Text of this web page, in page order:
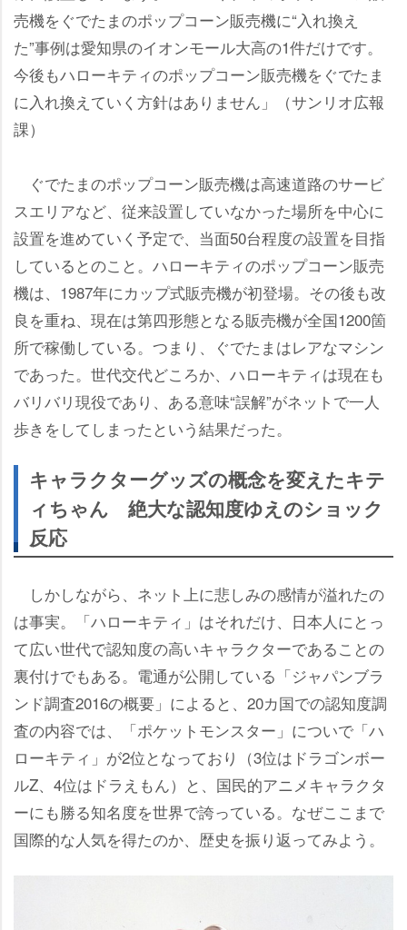
売機をぐでたまのポップコーン販売機に“入れ換え
た”事例は愛知県のイオンモール大高の1件だけです。
今後もハローキティのポップコーン販売機をぐでたま
に入れ換えていく方針はありません」（サンリオ広報
課）
ぐでたまのポップコーン販売機は高速道路のサービ
スエリアなど、従来設置していなかった場所を中心に
設置を進めていく予定で、当面50台程度の設置を目指
しているとのこと。ハローキティのポップコーン販売
機は、1987年にカップ式販売機が初登場。その後も改
良を重ね、現在は第四形態となる販売機が全国1200箇
所で稼働している。つまり、ぐでたまはレアなマシン
であった。世代交代どころか、ハローキティは現在も
バリバリ現役であり、ある意味“誤解”がネットで一人
歩きをしてしまったという結果だった。
キャラクターグッズの概念を変えたキテ
ィちゃん 絶大な認知度ゆえのショック
反応
しかしながら、ネット上に悲しみの感情が溢れたの
は事実。「ハローキティ」はそれだけ、日本人にとっ
て広い世代で認知度の高いキャラクターであることの
裏付けでもある。電通が公開している「ジャパンブラ
ンド調査2016の概要」によると、20カ国での認知度調
査の内容では、「ポケットモンスター」についで「ハ
ローキティ」が2位となっており（3位はドラゴンボー
ルZ、4位はドラえもん）と、国民的アニメキャラクタ
ーにも勝る知名度を世界で誇っている。なぜここまで
国際的な人気を得たのか、歴史を振り返ってみよう。